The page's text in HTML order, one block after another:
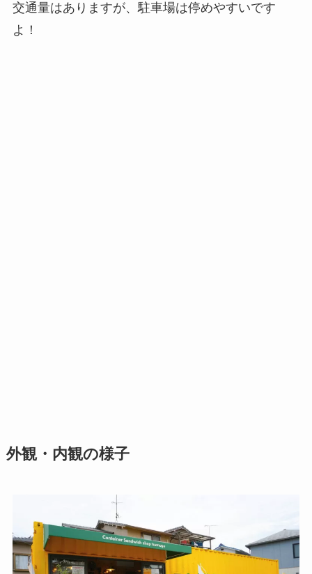
交通量はありますが、駐車場は停めやすいです
よ！
外観・内観の様子